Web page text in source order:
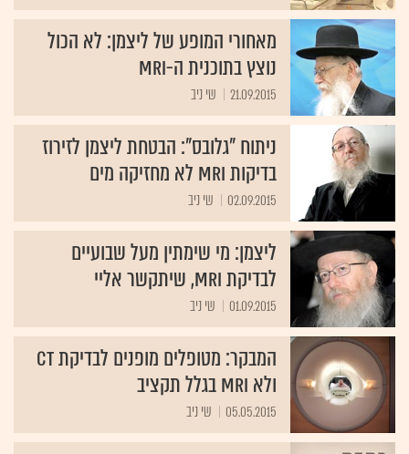
מאחורי המופע של ליצמן: לא הכול
נוצץ בתוכנית ה-MRI
21.09.2015 שי ניב
ניתוח "גלובס": הבטחת ליצמן לזירוז
בדיקות MRI לא מחזיקה מים
02.09.2015 שי ניב
ליצמן: מי שימתין מעל שבועיים
לבדיקת MRI, שיתקשר אליי
01.09.2015 שי ניב
המבקר: מטופלים מופנים לבדיקת CT
ולא MRI בגלל תקציב
05.05.2015 שי ניב